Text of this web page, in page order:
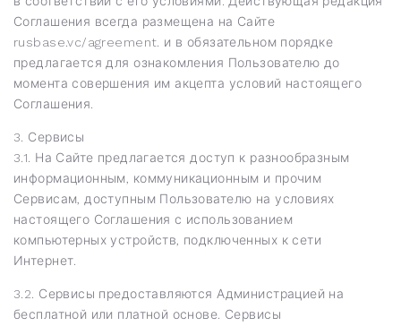
Соглашения всегда размещена на Сайте
rusbase.vc/agreement. и в обязательном порядке
предлагается для ознакомления Пользователю до
момента совершения им акцепта условий настоящего
Соглашения.
3. Сервисы
3.1. На Сайте предлагается доступ к разнообразным
информационным, коммуникационным и прочим
Сервисам, доступным Пользователю на условиях
настоящего Соглашения с использованием
компьютерных устройств, подключенных к сети
Интернет.
3.2. Сервисы предоставляются Администрацией на
бесплатной или платной основе. Сервисы